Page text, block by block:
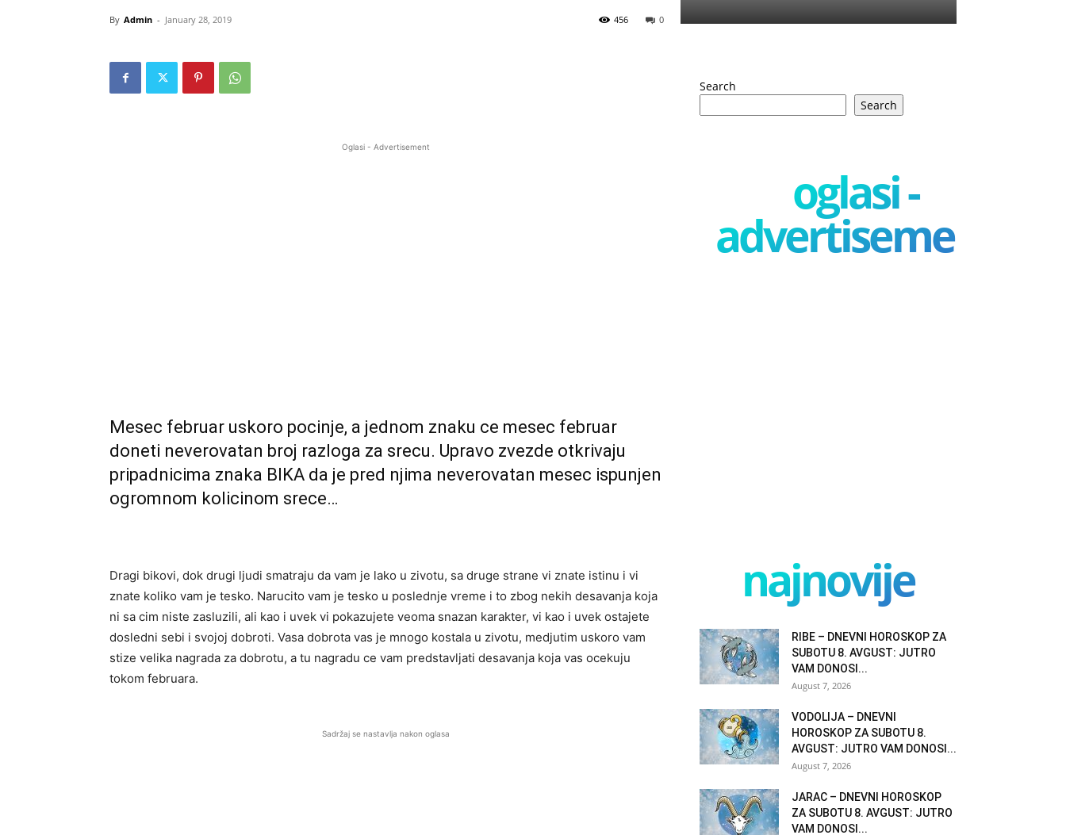
By Admin - January 28, 2019 0
456
Oglasi - Advertisement
Mesec februar uskoro pocinje, a jednom znaku ce mesec februar
doneti neverovatan broj razloga za srecu. Upravo zvezde otkrivaju
pripadnicima znaka BIKA da je pred njima neverovatan mesec ispunjen
ogromnom kolicinom srece…
Dragi bikovi, dok drugi ljudi smatraju da vam je lako u zivotu, sa druge strane vi znate istinu i vi
znate koliko vam je tesko. Narucito vam je tesko u poslednje vreme i to zbog nekih desavanja koja
ni sa cim niste zasluzili, ali kao i uvek vi pokazujete veoma snazan karakter, vi kao i uvek ostajete
dosledni sebi i svojoj dobroti. Vasa dobrota vas je mnogo kostala u zivotu, medjutim uskoro vam
stize velika nagrada za dobrotu, a tu nagradu ce vam predstavljati desavanja koja vas ocekuju
tokom februara.
Sadržaj se nastavlja nakon oglasa
Search
Search
oglasi -
advertisement
najnovije
RIBE – DNEVNI HOROSKOP ZA
SUBOTU 8. AVGUST: JUTRO
VAM DONOSI...
August 7, 2026
VODOLIJA – DNEVNI
HOROSKOP ZA SUBOTU 8.
AVGUST: JUTRO VAM DONOSI...
August 7, 2026
JARAC – DNEVNI HOROSKOP
ZA SUBOTU 8. AVGUST: JUTRO
VAM DONOSI...